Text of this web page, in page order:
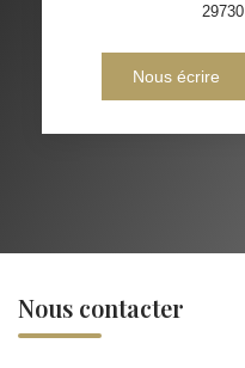
29730
Nous écrire
Nous contacter